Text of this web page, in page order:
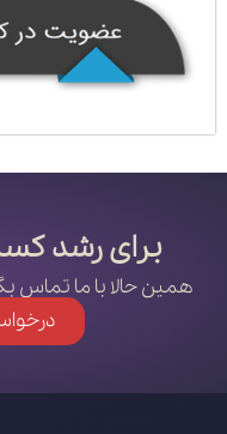
برای رشد
همین حالا با ما تماس